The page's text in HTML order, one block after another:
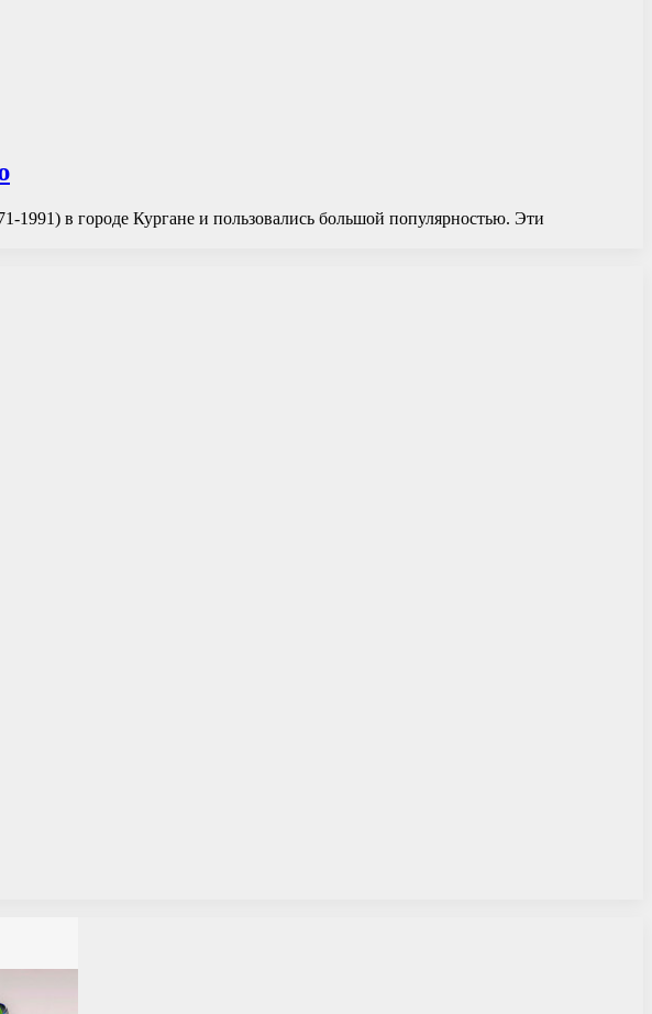
в городе Кургане и пользовались большой популярностью. Эти